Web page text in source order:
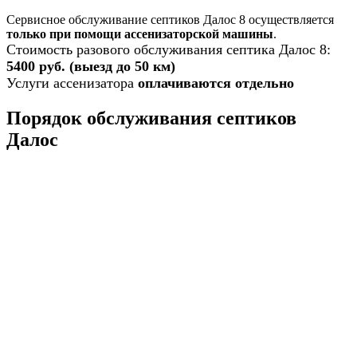
Сервисное обслуживание септиков Далос 8 осуществляется
только при помощи ассенизаторской машины.
Стоимость разового обслуживания септика Далос 8:
5400 руб. (выезд до 50 км)
Услуги ассенизатора оплачиваются отдельно
Порядок обслуживания септиков
Далос